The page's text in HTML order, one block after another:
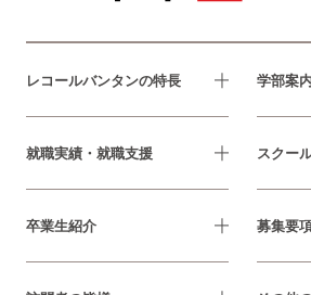
レコールバンタンの特長 学部案
就職実績・就職支援 スクー
卒業生紹介 募集要